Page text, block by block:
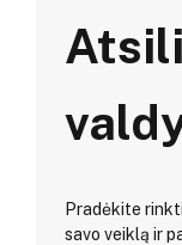
Pradėkite
savo veiklą ir